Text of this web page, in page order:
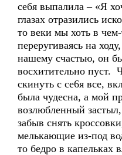
себя выпалила – «Я
глазах отразились
то веки мы хоть в
переругиваясь на
нашему счастью, он
восхитительно пуст.
скинуть с се6я все,
была чудесна, а мой
возлюбленный
забыв снять
мелькающие из-под
то бедро в капельках